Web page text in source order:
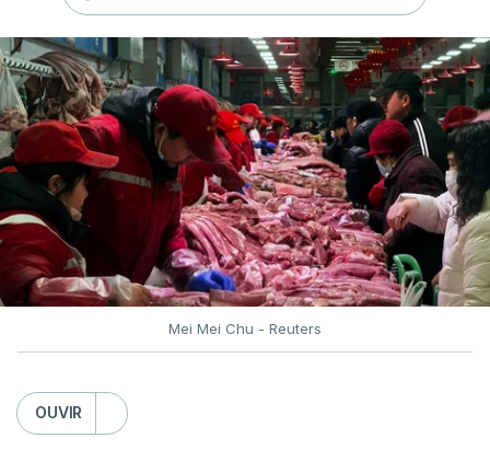
Mei Mei Chu - Reuters
OUVIR